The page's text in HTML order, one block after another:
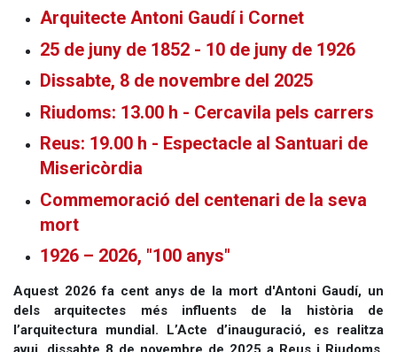
Arquitecte Antoni Gaudí i Cornet
25 de juny de 1852 - 10 de juny de 1926
Dissabte, 8 de novembre del 2025
Riudoms: 13.00 h - Cercavila pels carrers
Reus: 19.00 h - Espectacle al Santuari de
Misericòrdia
Commemoració del centenari de la seva
mort
1926 – 2026, "100 anys"
Aquest 2026 fa cent anys de la mort d'Antoni Gaudí, un
dels arquitectes més influents de la història de
l’arquitectura mundial. L’Acte d’inauguració, es realitza